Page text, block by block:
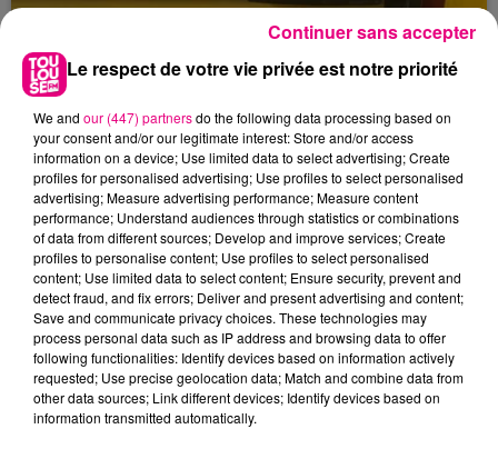
23 juillet 2026
Violent incendie au nord de Toulouse
Le respect de votre vie privée est notre priorité
We and our (447) partnersdo the following data processing based on
your consent and/or our legitimate interest: Store and/or access
information on a device; Use limited data to select advertising; Create
profiles for personalised advertising; Use profiles to select personalised
advertising; Measure advertising performance; Measure content
performance; Understand audiences through statistics or combinations
of data from different sources; Develop and improve services; Create
profiles to personalise content; Use profiles to select personalised
content; Use limited data to select content; Ensure security, prevent and
detect fraud, and fix errors; Deliver and present advertising and content;
Save and communicate privacy choices. These technologies may
process personal data such as IP address and browsing data to offer
following functionalities: Identify devices based on information actively
requested; Use precise geolocation data; Match and combine data from
other data sources; Link different devices; Identify devices based on
information transmitted automatically.
Continuer sans accepter